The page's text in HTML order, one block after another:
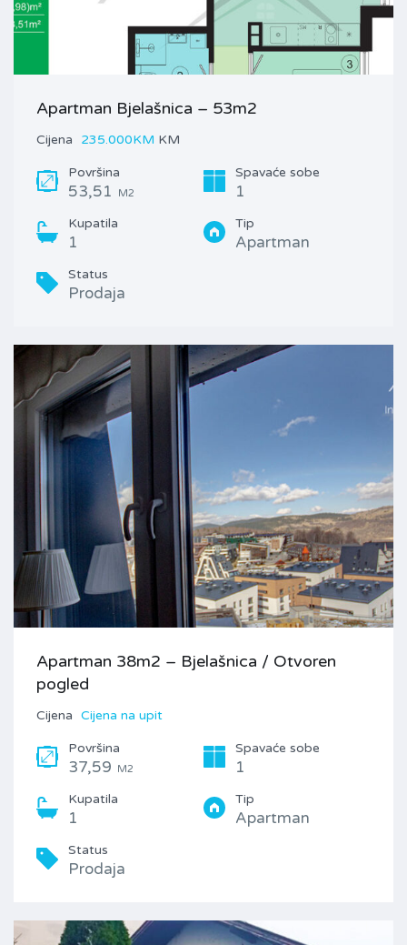
Apartman Bjelašnica – 53m2
Cijena 235.000KM KM
Površina
53,51 M2
Spavaće sobe
1
Kupatila
1
Tip
Apartman
Status
Prodaja
Apartman 38m2 – Bjelašnica / Otvoren
pogled
Cijena Cijena na upit
Površina
37,59 M2
Spavaće sobe
1
Kupatila
1
Tip
Apartman
Status
Prodaja